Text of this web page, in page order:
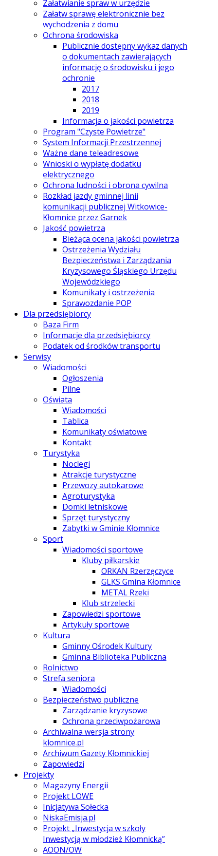
Załatwianie spraw w urzędzie
Załatw sprawę elektronicznie bez
wychodzenia z domu
Ochrona środowiska
Publicznie dostępny wykaz danych
o dokumentach zawierających
informację o środowisku i jego
ochronie
2017
2018
2019
Informacja o jakości powietrza
Program "Czyste Powietrze"
System Informacji Przestrzennej
Ważne dane teleadresowe
Wnioski o wypłatę dodatku
elektrycznego
Ochrona ludności i obrona cywilna
Rozkład jazdy gminnej linii
komunikacji publicznej Witkowice-
Kłomnice przez Garnek
Jakość powietrza
Bieżąca ocena jakości powietrza
Ostrzeżenia Wydziału
Bezpieczeństwa i Zarządzania
Kryzysowego Śląskiego Urzędu
Wojewódzkiego
Komunikaty i ostrzeżenia
Sprawozdanie POP
Dla przedsiębiorcy
Baza Firm
Informacje dla przedsiębiorcy
Podatek od środków transportu
Serwisy
Wiadomości
Ogłoszenia
Pilne
Oświata
Wiadomości
Tablica
Komunikaty oświatowe
Kontakt
Turystyka
Noclegi
Atrakcje turystyczne
Przewozy autokarowe
Agroturystyka
Domki letniskowe
Sprzęt turystyczny
Zabytki w Gminie Kłomnice
Sport
Wiadomości sportowe
Kluby piłkarskie
ORKAN Rzerzęczyce
GLKS Gmina Kłomnice
METAL Rzeki
Klub strzelecki
Zapowiedzi sportowe
Artykuły sportowe
Kultura
Gminny Ośrodek Kultury
Gminna Biblioteka Publiczna
Rolnictwo
Strefa seniora
Wiadomości
Bezpieczeństwo publiczne
Zarządzanie kryzysowe
Ochrona przeciwpożarowa
Archiwalna wersja strony
klomnice.pl
Archiwum Gazety Kłomnickiej
Zapowiedzi
Projekty
Magazyny Energii
Projekt LOWE
Inicjatywa Sołecka
NiskaEmisja.pl
Projekt „Inwestycja w szkoły
Inwestycją w młodzież Kłomnicką”
AOON/OW